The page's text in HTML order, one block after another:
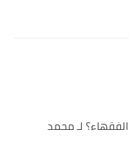
لـ محمد